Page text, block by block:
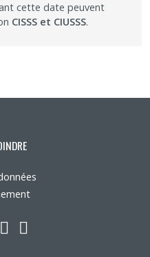
cette date peuvent
CISSS et CIUSSS.
YouTube
Twitter